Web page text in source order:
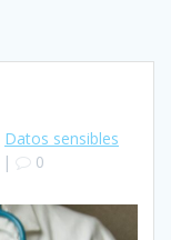
Datos sensibles
| 0